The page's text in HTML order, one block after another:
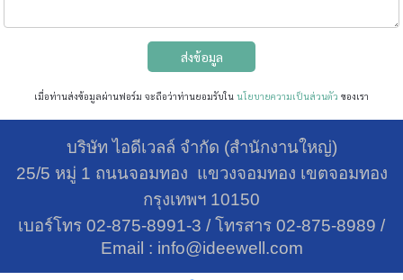
ส่งข้อมูล
เมื่อท่านส่งข้อมูลผ่านฟอร์ม จะถือว่าท่านยอมรับใน นโยบายความเป็นส่วนตัว ของเรา
บริษัท ไอดีเวลล์ จำกัด (สำนักงานใหญ่)
25/5 หมู่ 1 ถนนจอมทอง แขวงจอมทอง เขตจอมทอง
กรุงเทพฯ 10150
เบอร์โทร 02-875-8991-3 / โทรสาร 02-875-8989 /
Email : info@ideewell.com